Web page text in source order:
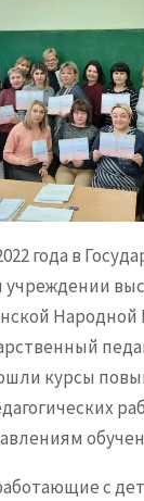
года в
учреждении
Народной
курсы
с